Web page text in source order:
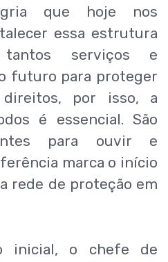
que hoje nos
essa estrutura
tantos serviços e
futuro para proteger
por isso, a
é essencial. São
para ouvir e
marca o início
rede de proteção em
inicial, o chefe de